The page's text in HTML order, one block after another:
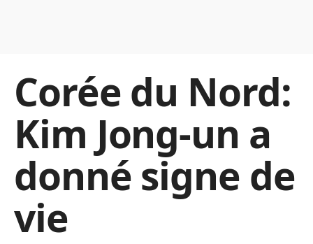
Corée du Nord:
Kim Jong-un a
donné signe de
vie